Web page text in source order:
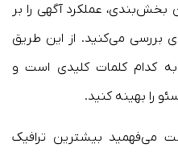
بخش‌بندی، عملکرد آگهی را بر
بررسی می‌کنید. از این طریق
به کدام کلمات کلیدی است و
را بهینه کنید.
می‌فهمید بیشترین ترافیک